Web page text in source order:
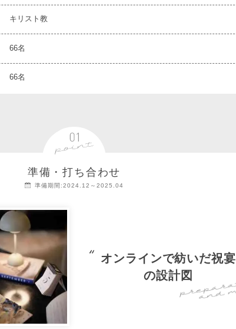
キリスト教
66名
66名
準備・打ち合わせ
準備期間:2024.12～2025.04
オンラインで紡いだ祝宴
の設計図